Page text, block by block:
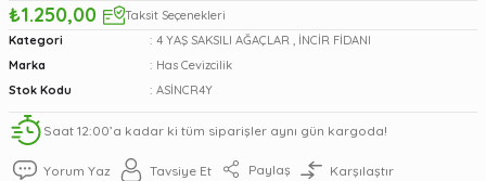
₺1.250,00
Taksit Seçenekleri
Kategori
4 YAŞ SAKSILI AĞAÇLAR , İNCİR FİDANI
Marka
Has Cevizcilik
Stok Kodu
ASİNCR4Y
Saat 12:00’a kadar ki tüm siparişler aynı gün kargoda!
Yorum Yaz Tavsiye Et Paylaş Karşılaştır